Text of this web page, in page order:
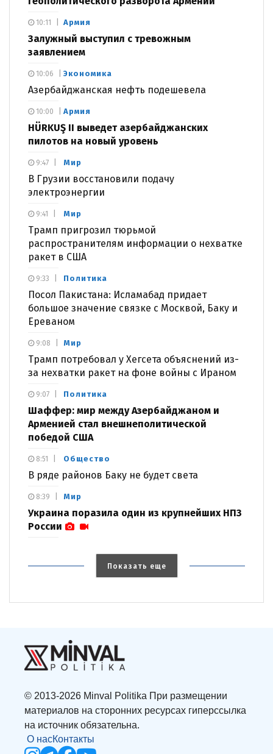
Армия
Залужный выступил с тревожным
заявлением
10:11
Экономика
Азербайджанская нефть подешевела
10:06
Армия
HÜRKUŞ II выведет азербайджанских
пилотов на новый уровень
10:00
Мир
В Грузии восстановили подачу
электроэнергии
9:47
Мир
Трамп пригрозил тюрьмой
распространителям информации о нехватке
ракет в США
9:41
Политика
Посол Пакистана: Исламабад придает
большое значение связке с Москвой, Баку и
Ереваном
9:33
Мир
Трамп потребовал у Хегсета объяснений из-
за нехватки ракет на фоне войны с Ираном
9:08
Политика
Шаффер: мир между Азербайджаном и
Арменией стал внешнеполитической
победой США
9:07
Общество
В ряде районов Баку не будет света
8:51
Мир
Украина поразила один из крупнейших НПЗ
России
8:39
Показать еще
© 2013-2026 Minval Politika При размещении
материалов на сторонних ресурсах гиперссылка
на источник обязательна.
О насКонтакты